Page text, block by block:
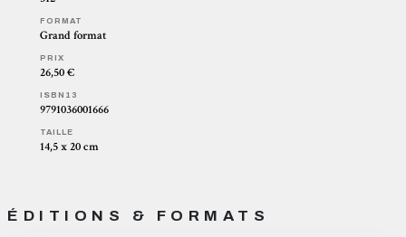
FORMAT
Grand format
PRIX
26,50 €
ISBN13
9791036001666
TAILLE
14,5 x 20 cm
ÉDITIONS & FORMATS